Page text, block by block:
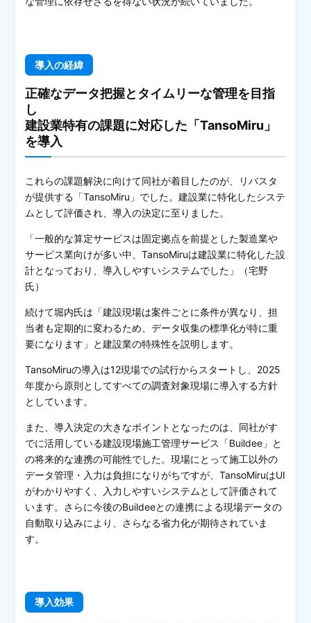
導入の経緯
正確なデータ把握とタイムリーな管理を目指
し
建設業特有の課題に対応した「TansoMiru」
を導入
これらの課題解決に向けて同社が着目したのが、リバスタ
が提供する「TansoMiru」でした。建設業に特化したシステ
ムとして評価され、導入の決定に至りました。
「一般的な算定サービスは固定拠点を前提とした製造業や
サービス業向けが多い中、TansoMiruは建設業に特化した設
計となっており、導入しやすいシステムでした」（宅野
氏）
続けて堀内氏は「建設現場は案件ごとに条件が異なり、担
当者も定期的に変わるため、データ収集の標準化が特に重
要になります」と建設業の特殊性を説明します。
TansoMiruの導入は12現場での試行からスタートし、2025
年度から原則としてすべての調査対象現場に導入する方針
としています。
また、導入決定の大きなポイントとなったのは、同社がす
でに活用している建設現場施工管理サービス「Buildee」と
の将来的な連携の可能性でした。現場にとって施工以外の
データ管理・入力は負担になりがちですが、TansoMiruはUI
がわかりやすく、入力しやすいシステムとして評価されて
います。さらに今後のBuildeeとの連携による現場データの
自動取り込みにより、さらなる省力化が期待されていま
す。
導入効果